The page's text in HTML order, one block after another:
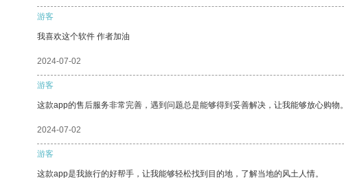
游客
我喜欢这个软件 作者加油
2024-07-02
游客
这款app的售后服务非常完善，遇到问题总是能够得到妥善解决，让我能够放心购物。
2024-07-02
游客
这款app是我旅行的好帮手，让我能够轻松找到目的地，了解当地的风土人情。